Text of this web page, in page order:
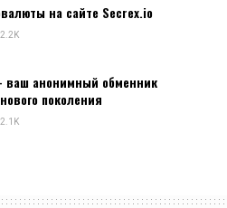
на сайте Secrex.io
2.2K
ваш анонимный обменник
поколения
2.1K